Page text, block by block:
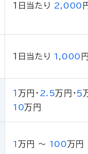
１日当たり 2,000
１日当たり 1,000 円
１ 万円 ・ 2.5万円 ・５
10万円
1 万円 ～ 100万円